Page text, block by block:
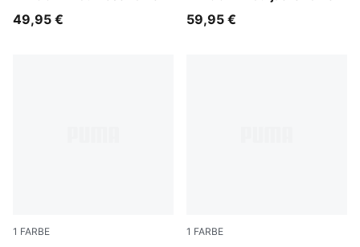
49,95 €
59,95 €
1 FARBE 1 FARBE